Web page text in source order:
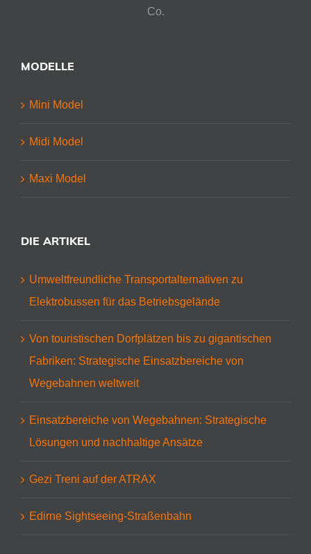
Co.
MODELLE
Mini Model
Midi Model
Maxi Model
DIE ARTIKEL
Umweltfreundliche Transportalternativen zu
Elektrobussen für das Betriebsgelände
Von touristischen Dorfplätzen bis zu gigantischen
Fabriken: Strategische Einsatzbereiche von
Wegebahnen weltweit
Einsatzbereiche von Wegebahnen: Strategische
Lösungen und nachhaltige Ansätze
Gezi Treni auf der ATRAX
Edirne Sightseeing-Straßenbahn